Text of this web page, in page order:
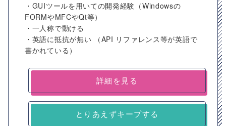
・GUIツールを用いての開発経験（Windowsの
FORMやMFCやQt等）
・一人称で動ける
・英語に抵抗が無い （API リファレンス等が英語で
書かれている）
詳細を見る
とりあえずキープする